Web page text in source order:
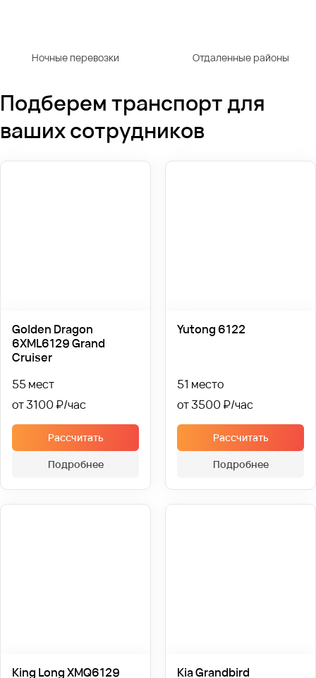
Ночные перевозки Отдаленные районы
Подберем транспорт для
ваших сотрудников
Golden Dragon
6XML6129 Grand
Cruiser
55 мест
от 3100 ₽
Рассчитать
Подробнее
Yutong 6122
51 место
от 3500 ₽
Рассчитать
Подробнее
King Long XMQ6129 Kia Grandbird